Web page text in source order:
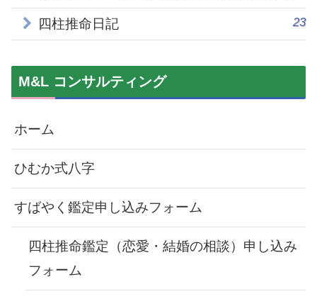
四柱推命日記 23
M&L コンサルティング
ホーム
ひむか式八字
すばやく鑑定申し込みフォーム
四柱推命鑑定（恋愛・結婚の相談）申し込み
フォーム